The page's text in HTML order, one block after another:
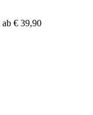
ab € 39,90